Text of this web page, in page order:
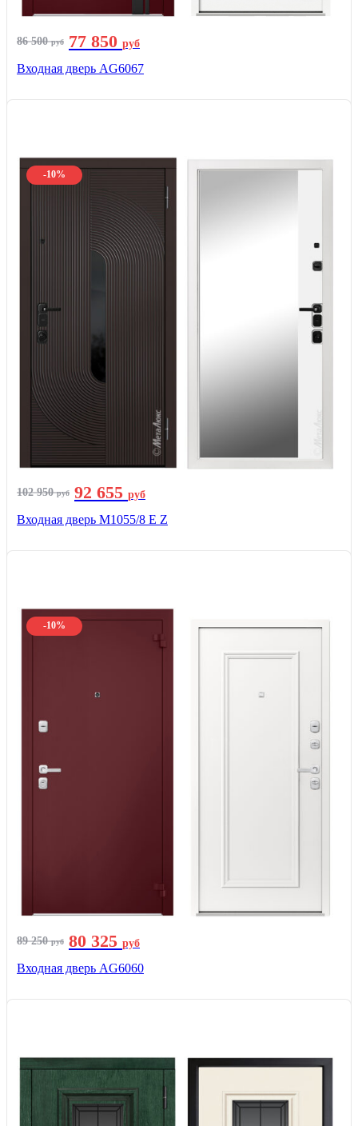
86 500руб 77 850 руб
Входная дверь AG6067
-10%
102 950руб 92 655 руб
Входная дверь М1055/8 Е Z
-10%
89 250руб 80 325 руб
Входная дверь AG6060